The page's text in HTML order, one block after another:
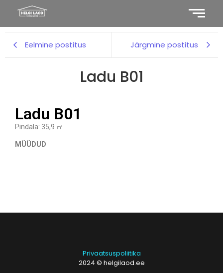
Eelmine postitus Järgmine postitus
Ladu B01
Ladu B01
Pindala: 35,9 ㎡
MÜÜDUD
Privaatsuspoliitika
2024 © helgilaod.ee